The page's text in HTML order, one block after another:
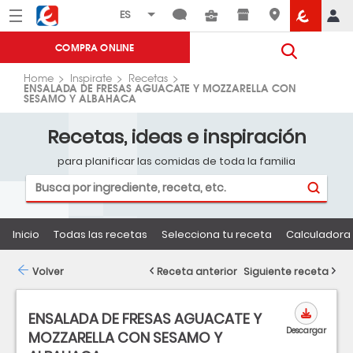
Menú Eroski
COMPRA ONLINE
Home Inspirate Recetas
ENSALADA DE FRESAS AGUACATE Y MOZZARELLA CON
SESAMO Y ALBAHACA
Recetas, ideas e inspiración
para planificar las comidas de toda la familia
Inicio Todas las recetas Selecciona tu receta
ENSALADA DE FRESAS AGUACATE Y
MOZZARELLA CON SESAMO Y
Descargar
Volver Receta anterior Siguiente receta